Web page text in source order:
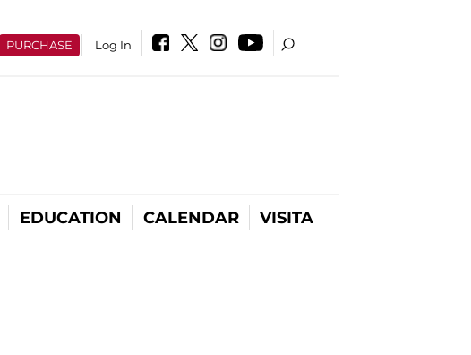
PURCHASE Log In
EDUCATION CALENDAR VISITA